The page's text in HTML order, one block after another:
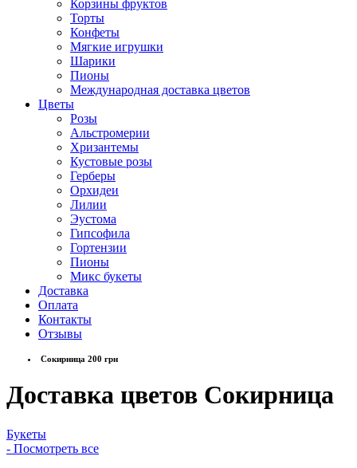
Корзины фруктов
Торты
Конфеты
Мягкие игрушки
Шарики
Пионы
Международная доставка цветов
Цветы
Розы
Альстромерии
Хризантемы
Кустовые розы
Герберы
Орхидеи
Лилии
Эустома
Гипсофила
Гортензии
Пионы
Микс букеты
Доставка
Оплата
Контакты
Отзывы
Сокирница 200 грн
Доставка цветов Сокирница
Букеты
- Посмотреть все